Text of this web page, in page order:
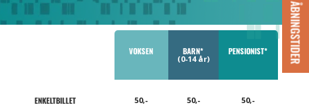
ÅBNINGSTIDER
VOKSEN BARN*
(0-14 år)
PENSIONIST*
ENKELTBILLET
50,- 50,- 50,-